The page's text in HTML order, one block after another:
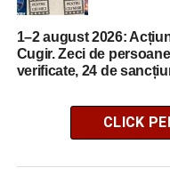
1–2 august 2026:
Cugir. Zeci de
verificate, 24 de
CLICK